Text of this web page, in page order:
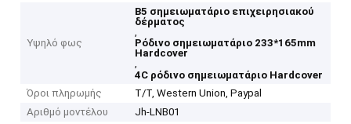
Υψηλό φως
B5 σημειωματάριο επιχειρησιακού
δέρματος
,
Ρόδινο σημειωματάριο 233*165mm
Hardcover
,
4C ρόδινο σημειωματάριο Hardcover
Όροι πληρωμής
T/T, Western Union, Paypal
Αριθμό μοντέλου
Jh-LNB01